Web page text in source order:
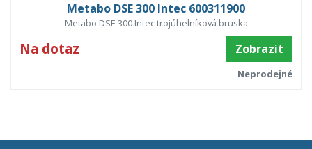
Metabo DSE 300 Intec 600311900
Metabo DSE 300 Intec trojúhelníková bruska
Na dotaz Zobrazit
Neprodejné